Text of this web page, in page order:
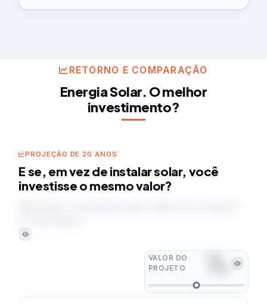
RETORNO E COMPARAÇÃO
Energia Solar. O melhor
investimento?
PROJEÇÃO DE 20 ANOS
E se, em vez de instalar solar, você
investisse o mesmo valor?
VALOR DO
PROJETO